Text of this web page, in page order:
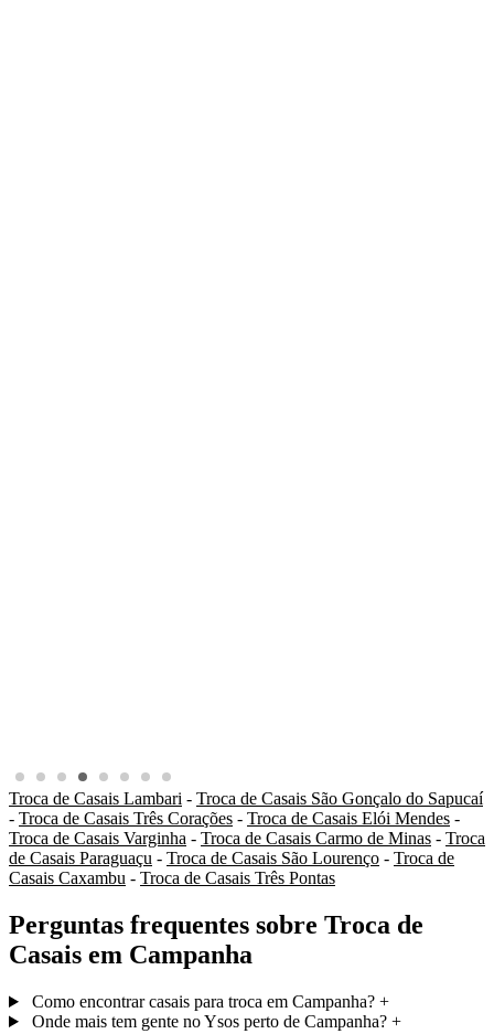
Troca de Casais Lambari - Troca de Casais São Gonçalo do Sapucaí
- Troca de Casais Três Corações - Troca de Casais Elói Mendes -
Troca de Casais Varginha - Troca de Casais Carmo de Minas - Troca
de Casais Paraguaçu - Troca de Casais São Lourenço - Troca de
Casais Caxambu - Troca de Casais Três Pontas
Perguntas frequentes sobre Troca de
Casais em Campanha
Como encontrar casais para troca em Campanha? +
Onde mais tem gente no Ysos perto de Campanha? +